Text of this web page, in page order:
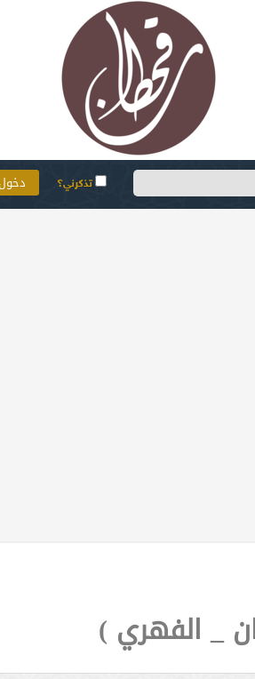
تذكرني؟
_ الفهري )